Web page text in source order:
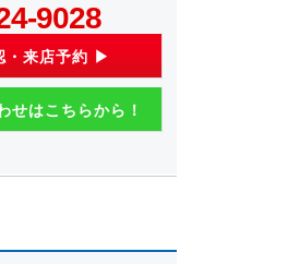
9028
・来店予約 ▶
せはこちらから！